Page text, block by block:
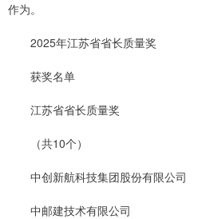
作为。
2025年江苏省省长质量奖
获奖名单
江苏省省长质量奖
（共10个）
中创新航科技集团股份有限公司
中邮建技术有限公司